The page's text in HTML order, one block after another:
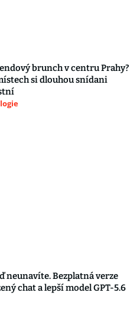
brunch v centru Prahy?
si dlouhou snídani
neunavíte. Bezplatná verze
chat a lepší model GPT-5.6